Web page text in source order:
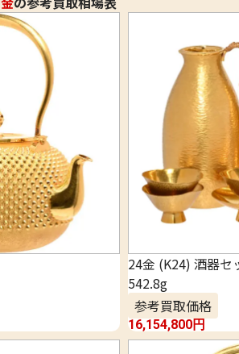
24金 (K24) 酒器セ
542.8g
参考買取価格
16,154,800円